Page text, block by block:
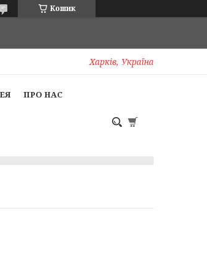
Кошик
Харків, Україна
ПРО НАС